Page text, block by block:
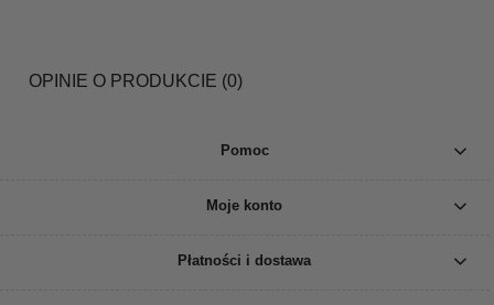
OPINIE O PRODUKCIE (0)
Pomoc
Moje konto
Płatności i dostawa